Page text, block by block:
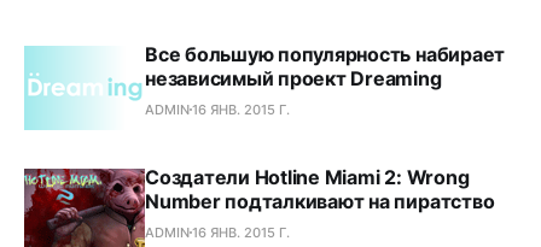
Все большую популярность набирает
независимый проект Dreaming
ADMIN16 ЯНВ. 2015 Г.
Создатели Hotline Miami 2: Wrong
Number подталкивают на пиратство
ADMIN16 ЯНВ. 2015 Г.